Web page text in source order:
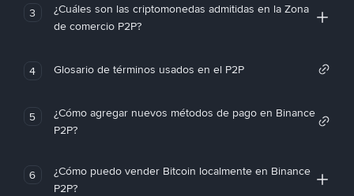
3
¿Cuáles son las criptomonedas admitidas en la Zona
de comercio P2P?
4 Glosario de términos usados en el P2P
5
¿Cómo agregar nuevos métodos de pago en Binance
P2P?
6
¿Cómo puedo vender Bitcoin localmente en Binance
P2P?